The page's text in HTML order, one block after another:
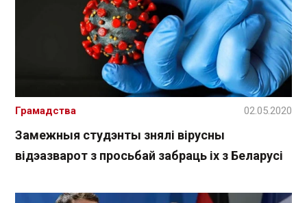
Замежныя студэнты знялі вірусны
відэазварот з просьбай забраць іх з Беларусі
Грамадства 02.05.2020